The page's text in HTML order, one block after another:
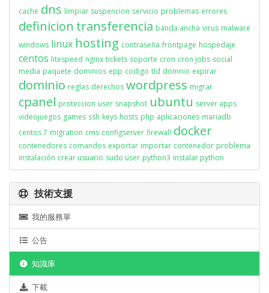
cache dns limpiar suspencion servicio problemas errores
definicion transferencia banda ancha virus malware
windows linux hosting contraseña frontpage hospedaje
centos litespeed nginx tickets soporte cron cron jobs social
media paquete dominios epp codigo tld domnio expirar
dominio reglas derechos wordpress migrar
cpanel proteccion user snapshot ubuntu server apps
videojuegos games ssh keys hosts php aplicaciones mariadb
centos 7 migration cms configserver firewall docker
contenedores comandos exportar importar contenedor problema
instalación crear usuario sudo user python3 instalar python
技術支援
我的服務單
公告
知識庫
下載